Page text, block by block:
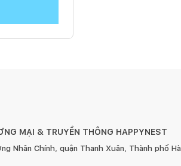
MẠI & TRUYỀN THÔNG HAPPYNEST
Nhân Chính, quận Thanh Xuân, Thành phố Hà